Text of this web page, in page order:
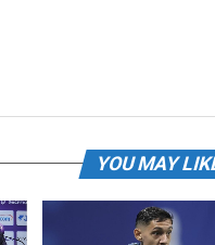
YOU MAY